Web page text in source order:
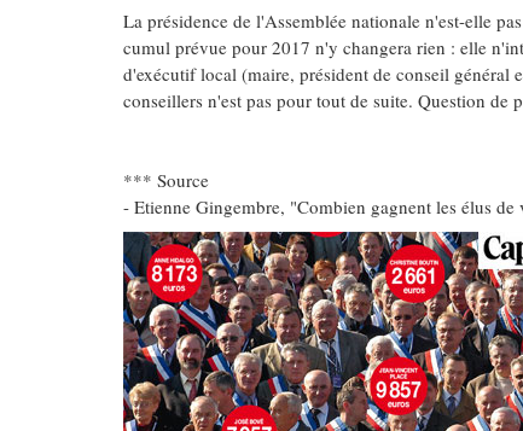
La présidence de l'Assemblée nationale n'est-elle
cumul prévue pour 2017 n'y changera rien : elle
d'exécutif local (maire, président de conseil général
conseillers n'est pas pour tout de suite. Question de
*** Source
- Etienne Gingembre, "Combien gagnent les élus de